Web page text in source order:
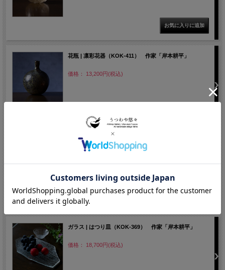
花瓶 | 凛彩花器（KOK-411） 作家「岸本耕平」
価格： 13,200円(税込)
花入 | つる首花器（KOK-388） 作家「岸本耕平」
ガラス | はつり皿（KOK-369） 作家「岸本耕平」
価格： 18,700円(税込)